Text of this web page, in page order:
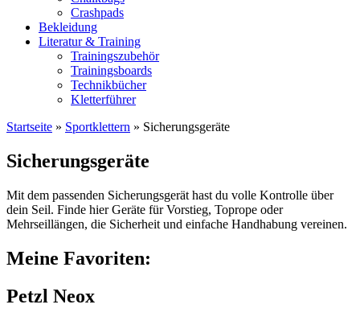
Crashpads
Bekleidung
Literatur & Training
Trainingszubehör
Trainingsboards
Technikbücher
Kletterführer
Startseite » Sportklettern » Sicherungsgeräte
Sicherungsgeräte
Mit dem passenden Sicherungsgerät hast du volle Kontrolle über
dein Seil. Finde hier Geräte für Vorstieg, Toprope oder
Mehrseillängen, die Sicherheit und einfache Handhabung vereinen.
Meine Favoriten:
Petzl Neox